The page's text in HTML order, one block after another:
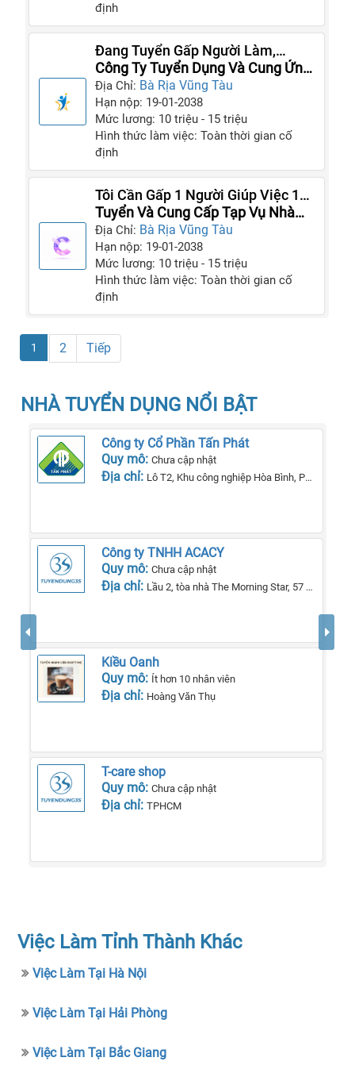
định
Đang Tuyển Gấp Người Làm,
Người Giúp Việc Cho GĐ Của Tôi
Công Ty Tuyển Dụng Và Cung Ứng
Giúp Việc
Địa Chỉ: Bà Rịa Vũng Tàu
Hạn nộp: 19-01-2038
Mức lương: 10 triệu - 15 triệu
Hình thức làm việc: Toàn thời gian cố
định
Tôi Cần Gấp 1 Người Giúp Việc 1
Người Chăm Trẻ 1 Người Chăm Bà
Cụ
Tuyển Và Cung Cấp Tạp Vụ Nhà
Hàng Quán Ăn Và Giúp Việc
Địa Chỉ: Bà Rịa Vũng Tàu
Hạn nộp: 19-01-2038
Mức lương: 10 triệu - 15 triệu
Hình thức làm việc: Toàn thời gian cố
định
1 2 Tiếp
NHÀ TUYỂN DỤNG NỔI BẬT
Công ty Cổ Phần Tấn Phát
Quy mô:Chưa cập nhật
Địa chỉ: Lô T2, Khu công nghiệp Hòa Bình, Phường Lê Lợi, Tp Kon Tum, Tỉnh Kon Tum
Công ty TNHH ACACY
Quy mô:Chưa cập nhật
Địa chỉ: Lầu 2, tòa nhà The Morning Star, 57 QL13, phường 26, quận Bình Thạnh, TP Hồ Chí Minh.
Kiều Oanh
Quy mô: Ít hơn 10 nhân viên
Địa chỉ: Hoàng Văn Thụ
T-care shop
Quy mô:Chưa cập nhật
Địa chỉ:TPHCM
Việc Làm Tỉnh Thành Khác
Việc Làm Tại Hà Nội
Việc Làm Tại Hải Phòng
Việc Làm Tại Bắc Giang